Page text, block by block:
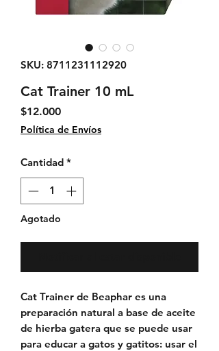
SKU: 8711231112920
Cat Trainer 10 mL
$12.000Precio
Política de Envíos
Cantidad *
Agotado
Cat Trainer de Beaphar es una
preparación natural a base de aceite
de hierba gatera que se puede usar
para educar a gatos y gatitos: usar el